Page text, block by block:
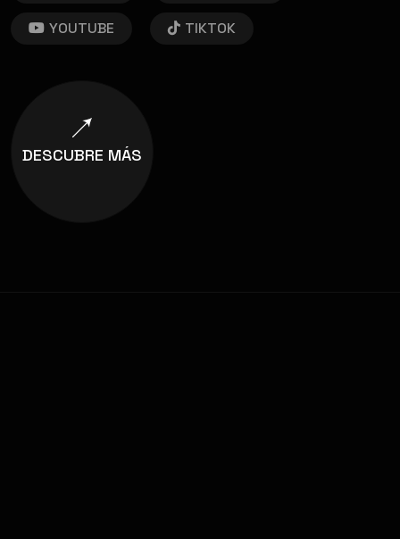
YOUTUBE TIKTOK
DESCUBRE MÁS